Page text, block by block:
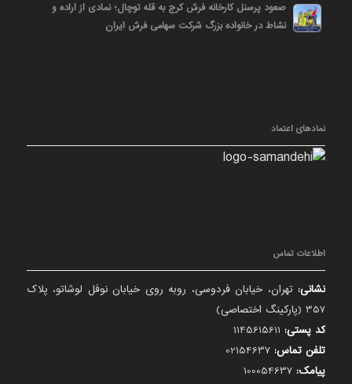
صعود پرسنل کارخانه فرش کرج به قله توچال؛ نمادی از اراده و
نشاط در خانواده بزرگ شرکت سهامی فرش ایران
نمادهای اعتماد
اطلاعات تماس
نشانی: تهران، خیابان فردوسی، روبه روی خیابان نوفل لوشاتو، پلاک
357 (پارکینگ اختصاصی)
کد پستی:
تلفن تماس:
پیامک: